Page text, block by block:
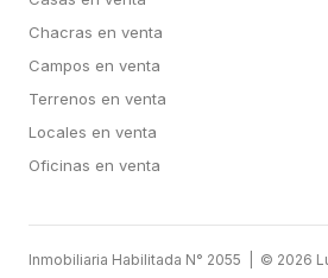
Chacras en venta
Campos en venta
Terrenos en venta
Locales en venta
Oficinas en venta
Inmobiliaria Habilitada N° 2055 | © 2026